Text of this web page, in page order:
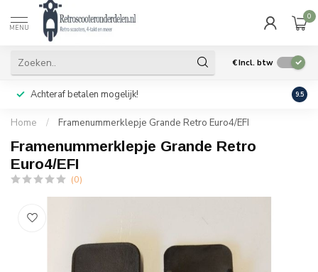
MENU
0
€Incl. btw
Achteraf betalen mogelijk! Geen
9.5
Home / Framenummerklepje Grande Retro Euro4/EFI
Framenummerklepje Grande Retro
Euro4/EFI
(0)